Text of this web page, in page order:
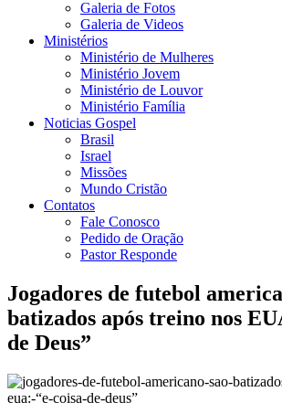
Galeria de Fotos
Galeria de Videos
Ministérios
Ministério de Mulheres
Ministério Jovem
Ministério de Louvor
Ministério Família
Noticias Gospel
Brasil
Israel
Missões
Mundo Cristão
Contatos
Fale Conosco
Pedido de Oração
Pastor Responde
Jogadores de futebol
batizados após treino nos
de Deus”